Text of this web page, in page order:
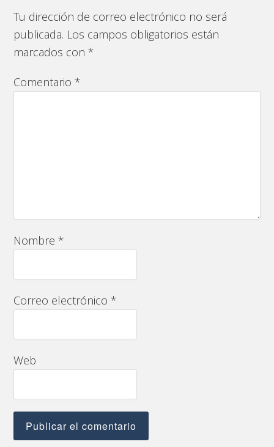
Tu dirección de correo electrónico no será
publicada. Los campos obligatorios están
marcados con*
Comentario*
Nombre*
Correo electrónico*
Web